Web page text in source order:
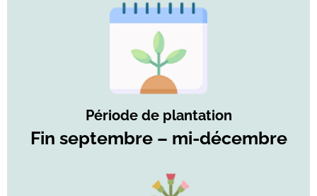
Période de plantation
Fin septembre – mi-décembre